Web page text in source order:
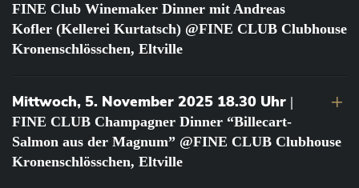
FINE Club Winemaker Dinner mit Andreas
Kofler (Kellerei Kurtatsch) @FINE CLUB Clubhouse
Kronenschlösschen, Eltville
Mittwoch, 5. November 2025 18.30 Uhr |
FINE CLUB Champagner Dinner “Billecart-
Salmon aus der Magnum” @FINE CLUB Clubhouse
Kronenschlösschen, Eltville